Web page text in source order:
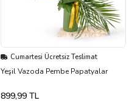
Cumartesi Ücretsiz Teslimat
Yeşil Vazoda Pembe Papatyalar
899,99 TL